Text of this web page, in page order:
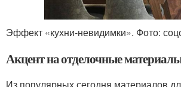
Эффект «кухни-невидимки». Фото:
Акцент на отделочные
Из популярных сегодня материалов